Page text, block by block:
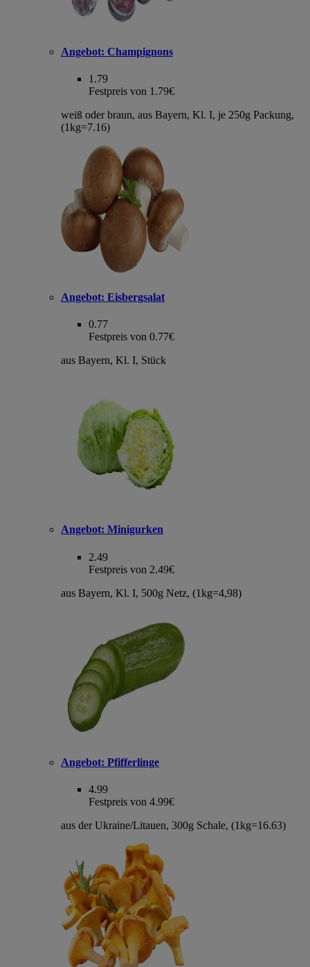
Angebot: Champignons
1.79
Festpreis von 1.79€
weiß oder braun, aus Bayern, Kl. I, je 250g Packung,
(1kg=7.16)
Angebot: Eisbergsalat
0.77
Festpreis von 0.77€
aus Bayern, Kl. I, Stück
Angebot: Minigurken
2.49
Festpreis von 2.49€
aus Bayern, Kl. I, 500g Netz, (1kg=4,98)
Angebot: Pfifferlinge
4.99
Festpreis von 4.99€
aus der Ukraine/Litauen, 300g Schale, (1kg=16.63)